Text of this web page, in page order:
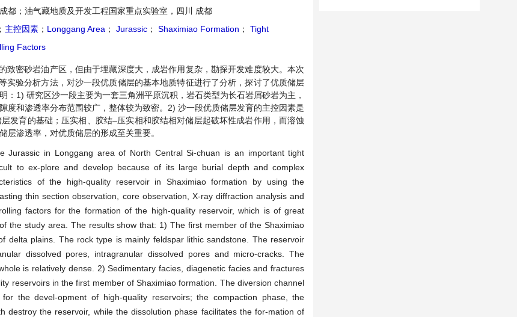
都；油气藏地质及开发工程国家重点实验室，四川 成都
； 主控因素 ； Longgang Area ； Jurassic ； Shaximiao Formation ；
Tight
Factors
致密砂岩油产区，但由于埋藏深度大，成岩作用复杂，勘探开发难度较大。本次
验分析方法，对沙一段优质储层的基本地质特征进行了分析，探讨了优质储层
1) 研究区沙一段主要为一套三角洲平原沉积，岩石类型为长石岩屑砂岩为主，
度和渗透率分布范围较广，整体较为致密。2) 沙一段优质储层发育的主控因素是
发育的基础；压实相、胶结–压实相和胶结相对储层起破坏性成岩作用，而溶蚀
渗透率，对优质储层的形成至关重要。
Jurassic in Longgang area of North Central Si-chuan is an important tight
to ex-plore and develop because of its large burial depth and complex
of the high-quality reservoir in Shaximiao formation by using the
thin section observation, core observation, X-ray diffraction analysis and
factors for the formation of the high-quality reservoir, which is of great
the study area. The results show that: 1) The first member of the Shaximiao
plains. The rock type is mainly feldspar lithic sandstone. The reservoir
dissolved pores, intragranular dissolved pores and micro-cracks. The
is relatively dense. 2) Sedimentary facies, diagenetic facies and fractures
reservoirs in the first member of Shaximiao formation. The diversion channel
the devel-opment of high-quality reservoirs; the compaction phase, the
destroy the reservoir, while the dissolution phase facilitates the for-mation of